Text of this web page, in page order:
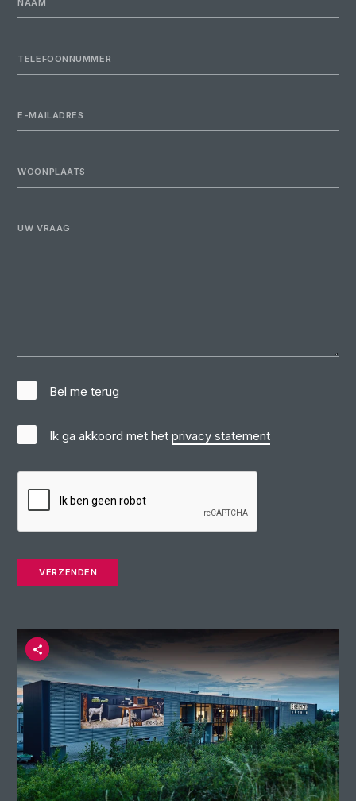
NAAM
TELEFOONNUMMER
E-MAILADRES
WOONPLAATS
UW VRAAG
Bel me terug
Ik ga akkoord met hetprivacy statement
VERZENDEN